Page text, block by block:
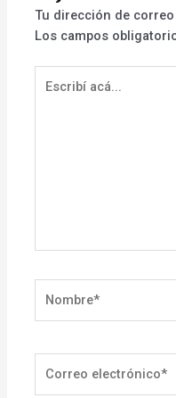
Tu dirección de
Los campos
acá...
electrónico*